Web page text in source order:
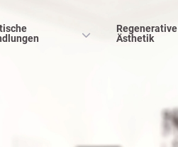
Regenerative
Ästhetik